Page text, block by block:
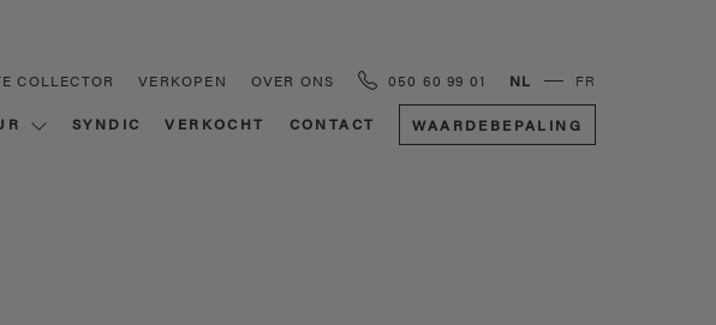
COLLECTOR VERKOPEN OVER ONS 050 60 99 01 NL
FR
SYNDIC VERKOCHT CONTACT WAARDEBEPALING